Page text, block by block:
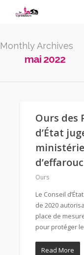
Monthly Archives
mai 2022
Ours des
d’État
Ours
Le Conseil
de 2020
place de
pour protéger
Read More